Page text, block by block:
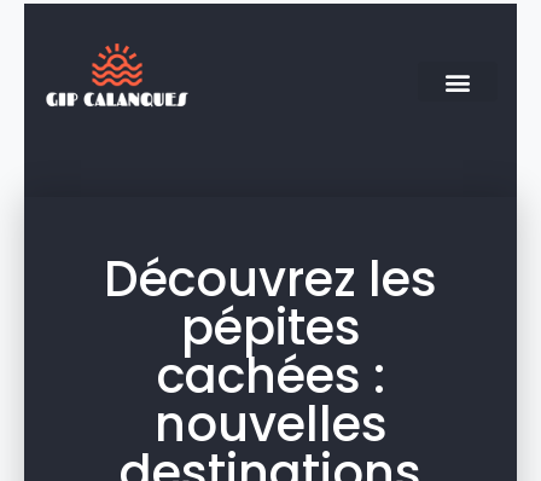
Découvrez les
pépites
cachées :
nouvelles